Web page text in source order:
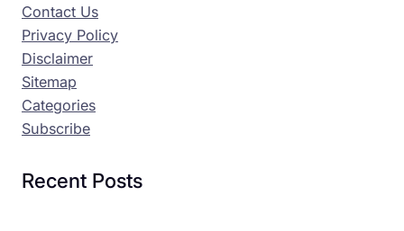
Contact Us
Privacy Policy
Disclaimer
Sitemap
Categories
Subscribe
Recent Posts